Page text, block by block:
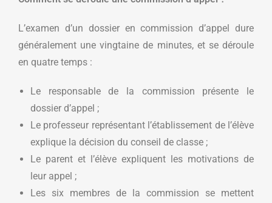
L’examen d’un dossier en commission d’appel dure
généralement une vingtaine de minutes, et se déroule
en quatre temps :
Le responsable de la commission présente le
dossier d’appel ;
Le professeur représentant l’établissement de l’élève
explique la décision du conseil de classe ;
Le parent et l’élève expliquent les motivations de
leur appel ;
Les six membres de la commission se mettent